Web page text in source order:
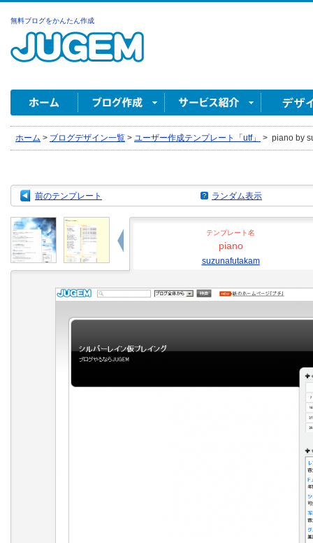
無料ブログをかんたん作成
ホーム > ブログデザイン一覧 > ユーザー作成テンプレート「utf」 > piano by
前のテンプレート ランダム表示
テンプレート名
piano
suzunafutakam